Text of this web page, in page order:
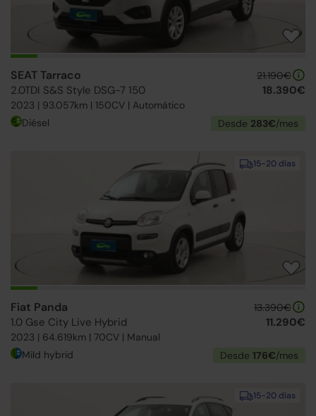
SEAT Tarraco
2.0TDI S&S Style DSG-7 150
2023 | 93.057km | 150CV | Automático
21.190€
18.390€
Diésel Desde 283€/mes
15-20 días
Fiat Panda
1.0 Gse City Live Hybrid
2023 | 64.619km | 70CV | Manual
13.390€
11.290€
Mild hybrid Desde 176€/mes
15-20 días